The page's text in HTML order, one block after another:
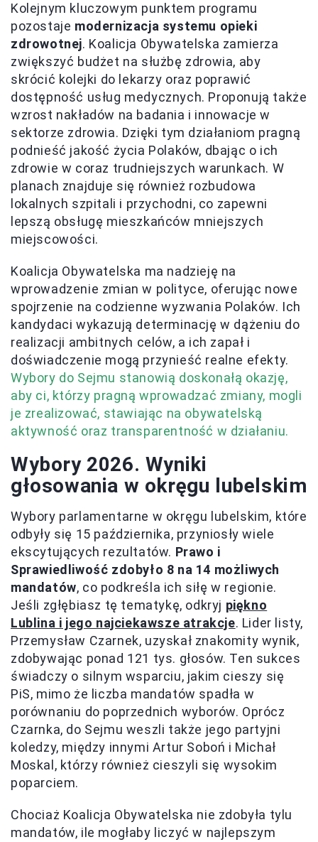
Kolejnym kluczowym punktem programu
pozostaje modernizacja systemu opieki
zdrowotnej. Koalicja Obywatelska zamierza
zwiększyć budżet na służbę zdrowia, aby
skrócić kolejki do lekarzy oraz poprawić
dostępność usług medycznych. Proponują także
wzrost nakładów na badania i innowacje w
sektorze zdrowia. Dzięki tym działaniom pragną
podnieść jakość życia Polaków, dbając o ich
zdrowie w coraz trudniejszych warunkach. W
planach znajduje się również rozbudowa
lokalnych szpitali i przychodni, co zapewni
lepszą obsługę mieszkańców mniejszych
miejscowości.
Koalicja Obywatelska ma nadzieję na
wprowadzenie zmian w polityce, oferując nowe
spojrzenie na codzienne wyzwania Polaków. Ich
kandydaci wykazują determinację w dążeniu do
realizacji ambitnych celów, a ich zapał i
doświadczenie mogą przynieść realne efekty.
Wybory do Sejmu stanowią doskonałą okazję,
aby ci, którzy pragną wprowadzać zmiany, mogli
je zrealizować, stawiając na obywatelską
aktywność oraz transparentność w działaniu.
Wybory 2026. Wyniki
głosowania w okręgu lubelskim
Wybory parlamentarne w okręgu lubelskim, które
odbyły się 15 października, przyniosły wiele
ekscytujących rezultatów. Prawo i
Sprawiedliwość zdobyło 8 na 14 możliwych
mandatów, co podkreśla ich siłę w regionie.
Jeśli zgłębiasz tę tematykę, odkryj piękno
Lublina i jego najciekawsze atrakcje. Lider listy,
Przemysław Czarnek, uzyskał znakomity wynik,
zdobywając ponad 121 tys. głosów. Ten sukces
świadczy o silnym wsparciu, jakim cieszy się
PiS, mimo że liczba mandatów spadła w
porównaniu do poprzednich wyborów. Oprócz
Czarnka, do Sejmu weszli także jego partyjni
koledzy, między innymi Artur Soboń i Michał
Moskal, którzy również cieszyli się wysokim
poparciem.
Chociaż Koalicja Obywatelska nie zdobyła tylu
mandatów, ile mogłaby liczyć w najlepszym